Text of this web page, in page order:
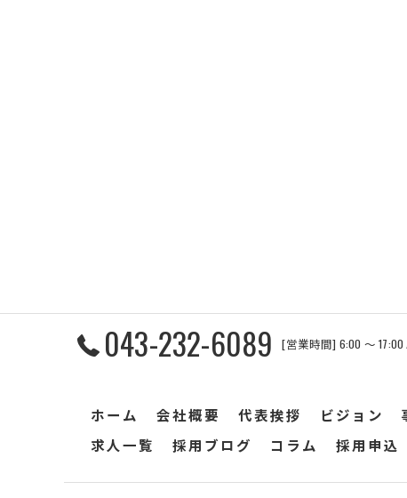
043-232-6089 [営業時間] 6:00 〜
ホーム 会社概要 代表挨拶 ビジョン
求人一覧
採用ブログ コラム 採用申込